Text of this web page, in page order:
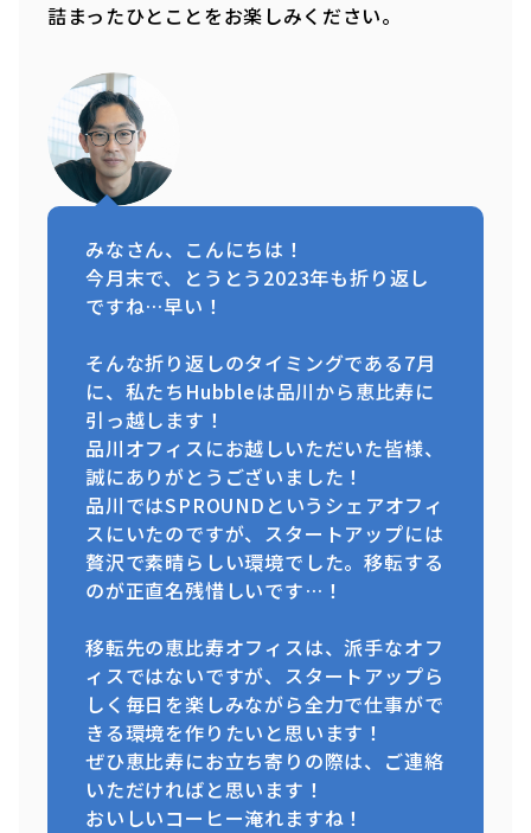
詰まったひとことをお楽しみください。
みなさん、こんにちは！
今月末で、とうとう2023年も折り返し
ですね…早い！
そんな折り返しのタイミングである7月
に、私たちHubbleは品川から恵比寿に
引っ越します！
品川オフィスにお越しいただいた皆様、
誠にありがとうございました！
品川ではSPROUNDというシェアオフィ
スにいたのですが、スタートアップには
贅沢で素晴らしい環境でした。移転する
のが正直名残惜しいです…！
移転先の恵比寿オフィスは、派手なオフ
ィスではないですが、スタートアップら
しく毎日を楽しみながら全力で仕事がで
きる環境を作りたいと思います！
ぜひ恵比寿にお立ち寄りの際は、ご連絡
いただければと思います！
おいしいコーヒー淹れますね！